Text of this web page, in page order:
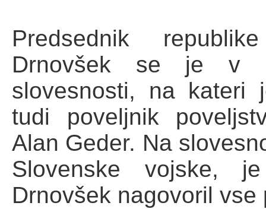
Predsednik
Drnovšek se je v
slovesnosti, na kateri
tudi poveljnik
Alan Geder. Na
Slovenske vojske,
Drnovšek nagovoril